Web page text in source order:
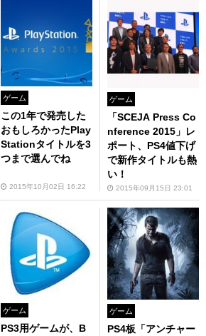
ゲーム
この1年で発売した
おもしろかったPlay
Stationタイトルを3
つまで選んでね
2015年10月02日 16:22
ゲーム
「SCEJA Press Co
nference 2015」レ
ポート、PS4値下げ
で新作タイトルも熱
い！
2015年09月15日 23:01
ゲーム
PS3用ゲームが、B
ゲーム
PS4板「アンチャー